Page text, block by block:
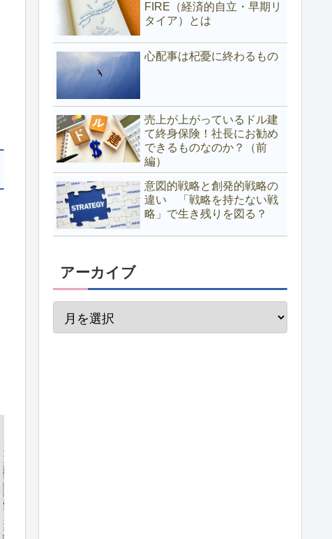
FIRE（経済的自立・早期リ
タイア）とは
心配事は杞憂に終わるもの
売上が上がっているドル建
て終身保険！社長にお勧め
できるものなのか？（前
編）
意図的戦略と創発的戦略の
違い 「戦略を持たない戦
略」で生き残りを図る？
アーカイブ